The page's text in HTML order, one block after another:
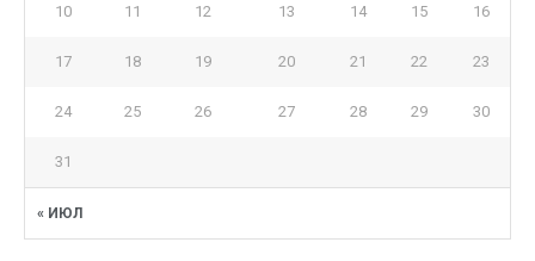
« ИЮЛ
10 11 12 13 14 15 16
17 18 19 20 21 22 23
24 25 26 27 28 29 30
31